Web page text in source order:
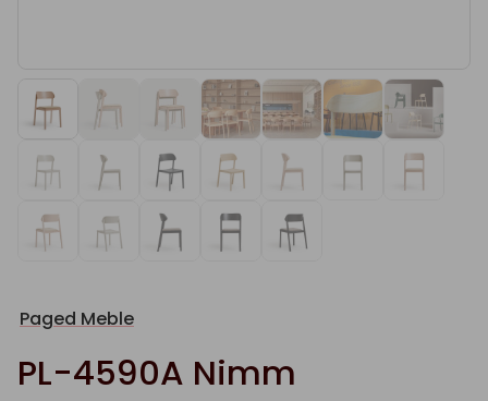
Paged Meble
PL-4590A Nimm